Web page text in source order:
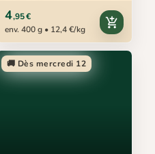
4,95 €
env. 400 g • 12,4 €/kg
add_shopping_cart
🚚 Dès mercredi 12